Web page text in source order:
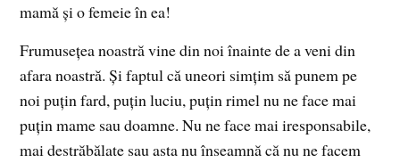
mamă și o femeie în ea!
Frumusețea noastră vine din noi înainte de a veni din
afara noastră. Și faptul că uneori simțim să punem pe
noi puțin fard, puțin luciu, puțin rimel nu ne face mai
puțin mame sau doamne. Nu ne face mai iresponsabile,
mai destrăbălate sau asta nu înseamnă că nu ne facem